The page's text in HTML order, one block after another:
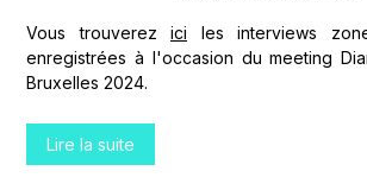
Vous trouverez ici les interviews
enregistrées à l'occasion du meeting
Bruxelles 2024.
Lire la suite